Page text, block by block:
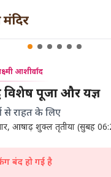
आशीर्वाद
पूजा और यज्ञ
से राहत के लिए
आषाढ़ शुक्ल तृतीया (सुबह
बंद हो गई है